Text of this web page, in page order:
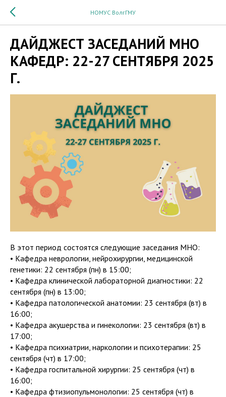
НОМУС ВолгГМУ
ДАЙДЖЕСТ ЗАСЕДАНИЙ МНО
КАФЕДР: 22-27 СЕНТЯБРЯ 2025
Г.
В этот период состоятся следующие заседания МНО:
• Кафедра неврологии, нейрохирургии, медицинской
генетики: 22 сентября (пн) в 15:00;
• Кафедра клинической лабораторной диагностики: 22
сентября (пн) в 13:00;
• Кафедра патологической анатомии: 23 сентября (вт) в
16:00;
• Кафедра акушерства и гинекологии: 23 сентября (вт) в
17:00;
• Кафедра психиатрии, наркологии и психотерапии: 25
сентября (чт) в 17:00;
• Кафедра госпитальной хирургии: 25 сентября (чт) в
16:00;
• Кафедра фтизиопульмонологии: 25 сентября (чт) в